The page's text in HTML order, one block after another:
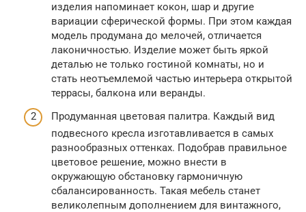
изделия напоминает кокон, шар и другие
вариации сферической формы. При этом каждая
модель продумана до мелочей, отличается
лаконичностью. Изделие может быть яркой
деталью не только гостиной комнаты, но и
стать неотъемлемой частью интерьера открытой
террасы, балкона или веранды.
Продуманная цветовая палитра. Каждый вид
подвесного кресла изготавливается в самых
разнообразных оттенках. Подобрав правильное
цветовое решение, можно внести в
окружающую обстановку гармоничную
сбалансированность. Такая мебель станет
великолепным дополнением для винтажного,